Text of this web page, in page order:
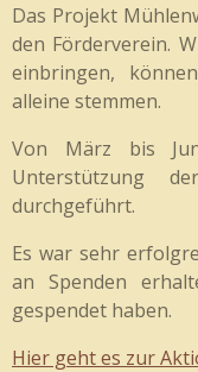
Das Projekt
den Förderverein.
einbringen,
alleine stemmen.
Von März bis
Unterstützung
durchgeführt.
Es war sehr
an Spenden
gespendet haben.
Hier geht es zur